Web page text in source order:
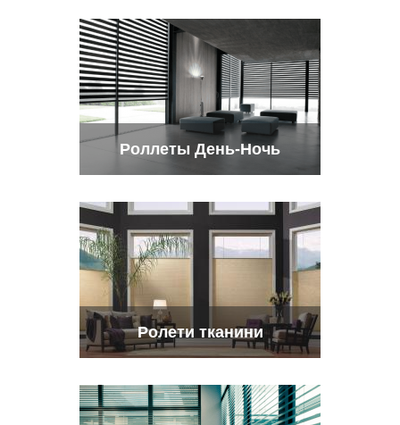
Роллеты День-Ночь
Ролети тканини